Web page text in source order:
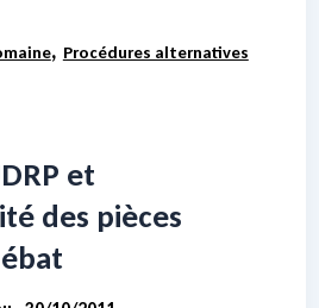
, Procédures alternatives
et
des pièces